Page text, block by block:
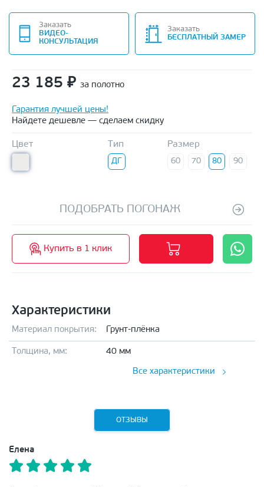
Заказать
ВИДЕО-
КОНСУЛЬТАЦИЯ
Заказать
БЕСПЛАТНЫЙ ЗАМЕР
23 185 ₽ за полотно
Гарантия лучшей цены!
Найдете дешевле — сделаем скидку
Цвет Тип
ДГ
Размер
60 70 80 90
ПОДОБРАТЬ ПОГОНАЖ
Купить в 1 клик
Характеристики
Материал покрытия: Грунт-плёнка
Толщина, мм: 40 мм
Все характеристики
ОТЗЫВЫ
Елена